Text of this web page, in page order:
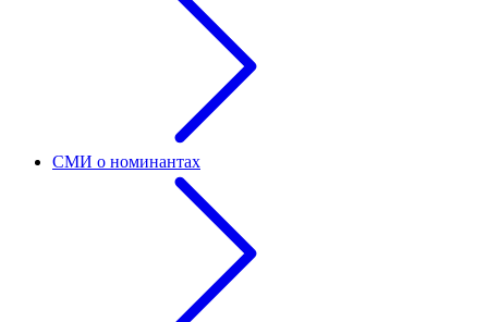
СМИ о номинантах